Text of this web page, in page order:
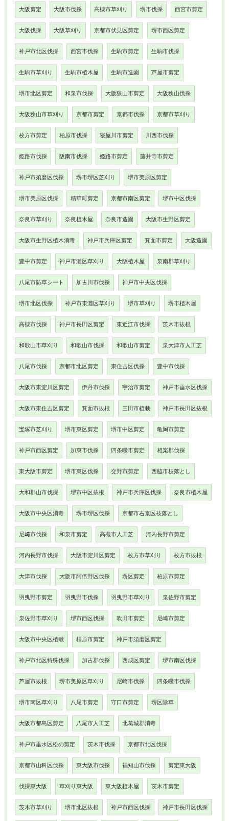
大阪剪定 大阪市伐採 高槻市草刈り 堺市伐採 西宮市剪定
大阪伐採 大阪草刈り 京都市伏見区剪定 堺市西区剪定
神戸市北区伐採 西宮市伐採 生駒市剪定 生駒市伐採
生駒市草刈り 生駒市植木屋 生駒市造園 芦屋市剪定
堺市北区剪定 和泉市伐採 大阪狭山市剪定 大阪狭山伐採
大阪狭山市草刈り 京都市剪定 京都市伐採 京都市草刈り
枚方市剪定 柏原市伐採 寝屋川市剪定 川西市伐採
姫路市伐採 阪南市伐採 姫路市剪定 藤井寺市剪定
神戸市須磨区伐採 堺市堺区芝刈り 堺市美原区剪定
堺市美原区伐採 精華町剪定 京都市南区剪定 堺市中区伐採
奈良市草刈り 奈良植木屋 奈良市造園 大阪市生野区剪定
大阪市生野区植木消毒 神戸市兵庫区剪定 箕面市剪定 大阪造園
豊中市剪定 神戸市灘区草刈り 大阪植木屋 泉南郡草刈り
八尾市防草シート 加古川市伐採 神戸市中央区伐採
堺市北区伐採 神戸市東灘区草刈り 堺市草刈り 堺市植木屋
高槻市伐採 神戸市長田区剪定 東近江市伐採 茨木市抜根
和歌山市草刈り 和歌山市伐採 和歌山市剪定 泉大津市人工芝
八尾市伐採 京都市北区剪定 東住吉区伐採 豊中市伐採
大阪市東淀川区剪定 伊丹市伐採 宇治市剪定 神戸市垂水区伐採
大阪市東住吉区剪定 箕面市抜根 三田市植栽 神戸市長田区抜根
宝塚市芝刈り 堺市東区剪定 堺市中区剪定 亀岡市剪定
神戸市西区剪定 加東市伐採 四条畷市剪定 相楽郡伐採
東大阪市剪定 堺市東区伐採 交野市剪定 西脇市枝落とし
大和郡山市伐採 堺市中区抜根 神戸市兵庫区伐採 奈良市植木屋
大阪市中央区消毒 堺市堺区伐採 京都市右京区枝落とし
尼﨑市伐採 和泉市剪定 高槻市人工芝 河内長野市剪定
河内長野市伐採 大阪市淀川区剪定 枚方市草刈り 枚方市抜根
大津市伐採 大阪市阿倍野区伐採 堺区剪定 柏原市剪定
羽曳野市剪定 羽曳野市伐採 羽曳野市草刈り 泉佐野市剪定
泉佐野市草刈り 堺市西区伐採 吹田市剪定 尼崎市剪定
大阪市中央区植栽 橿原市剪定 神戸市須磨区剪定
神戸市北区特殊伐採 加古郡伐採 西成区剪定 堺市南区伐採
芦屋市抜根 堺市美原区草刈り 尼崎市伐採 四条畷市伐採
堺市南区草刈り 八尾市剪定 守口市剪定 堺区除草
大阪市都島区剪定 八尾市人工芝 北葛城郡消毒
神戸市垂水区松の剪定 茨木市伐採 京都市北区伐採
京都市山科区伐採 東大阪市伐採 福知山市伐採 剪定東大阪
伐採東大阪 草刈り東大阪 東大阪植木屋 茨木市剪定
茨木市草刈り 堺市北区抜根 神戸市西区伐採 神戸市長田区伐採